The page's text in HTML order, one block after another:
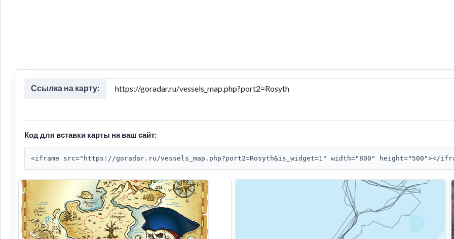
Ссылка на карту:
Код для вставки карты на ваш сайт:
<iframe src="https://goradar.ru/vessels_map.php?port2=Rosyth&is_widget=1" width="800" height="500"></